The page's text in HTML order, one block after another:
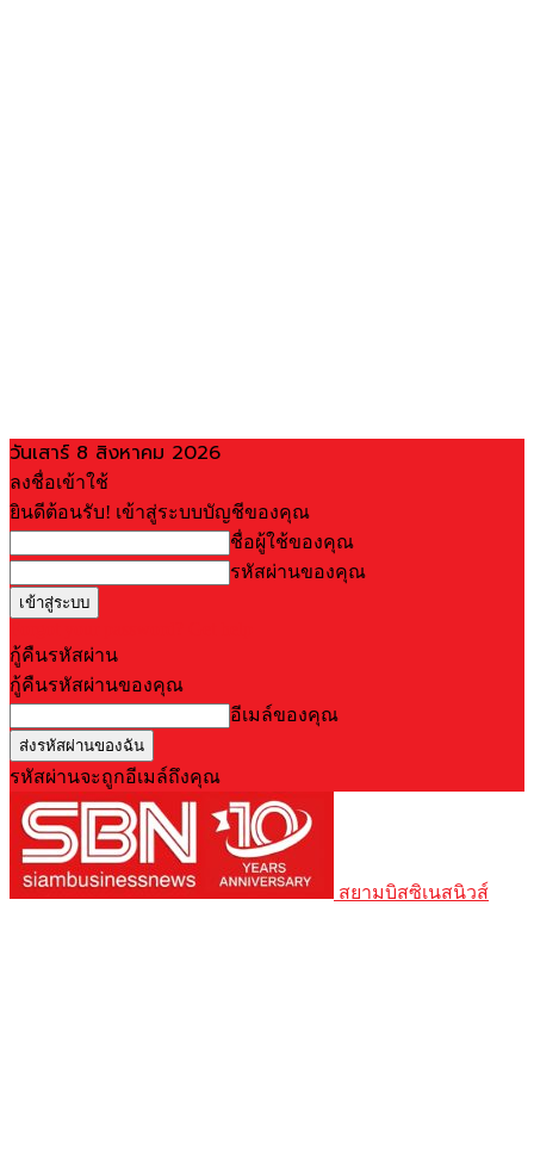
วันเสาร์ 8 สิงหาคม 2026
ลงชื่อเข้าใช้
ยินดีต้อนรับ! เข้าสู่ระบบบัญชีของคุณ
ชื่อผู้ใช้ของคุณ
รหัสผ่านของคุณ
กู้คืนรหัสผ่าน
กู้คืนรหัสผ่านของคุณ
อีเมล์ของคุณ
รหัสผ่านจะถูกอีเมล์ถึงคุณ
สยามบิสซิเนสนิวส์